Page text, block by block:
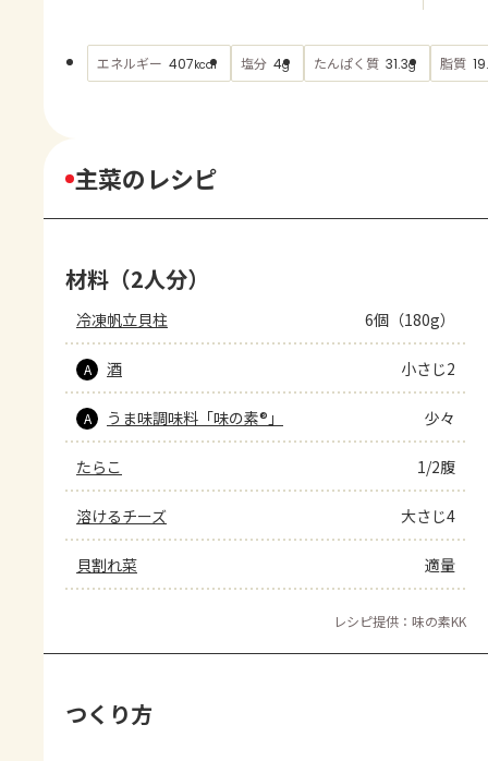
エネルギー 407kcal 塩分 4g たんぱく質 31.3g 脂質
主菜のレシピ
材料（2人分）
冷凍帆立貝柱 6個（180g）
A 酒 小さじ2
A うま味調味料「味の素®」 少々
たらこ 1/2腹
溶けるチーズ 大さじ4
貝割れ菜 適量
レシピ提供：味の素KK
つくり方